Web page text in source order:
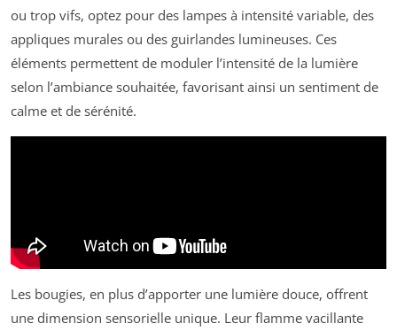
ou trop vifs, optez pour des lampes à intensité variable, des
appliques murales ou des guirlandes lumineuses. Ces
éléments permettent de moduler l’intensité de la lumière
selon l’ambiance souhaitée, favorisant ainsi un sentiment de
calme et de sérénité.
Les bougies, en plus d’apporter une lumière douce, offrent
une dimension sensorielle unique. Leur flamme vacillante